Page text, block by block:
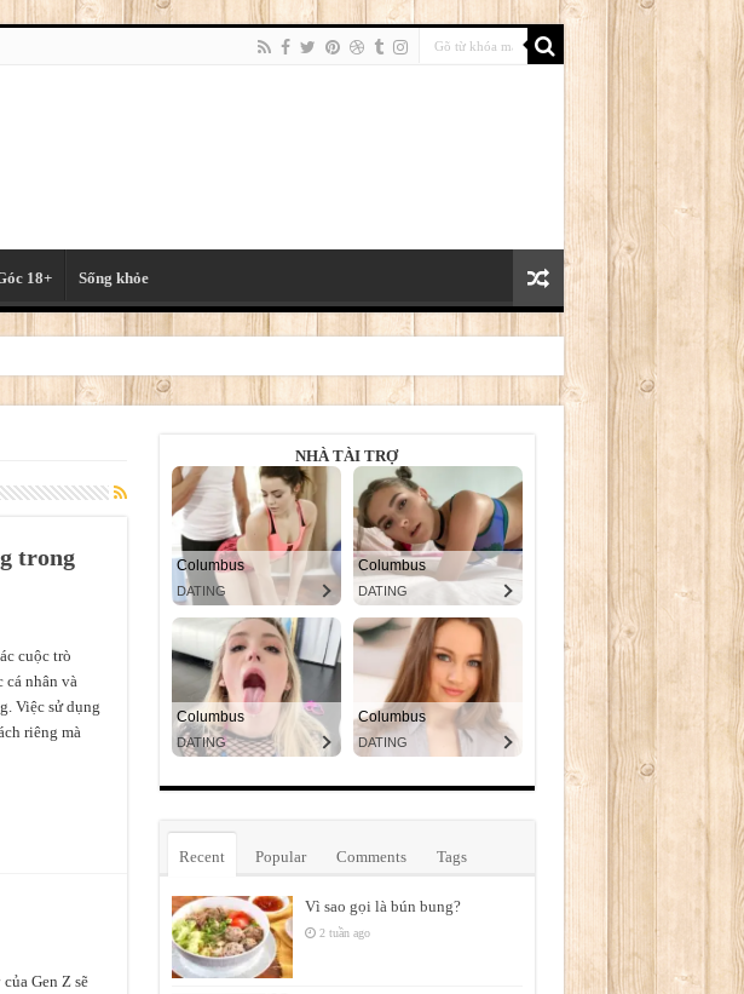
18+ Sống khỏe
trong
cuộc trò
cá nhân và
Việc sử dụng
riêng mà
Gen Z sẽ
NHÀ TÀI TRỢ
Recent Popular Comments Tags
Vì sao gọi là bún bung?
2 tuần ago